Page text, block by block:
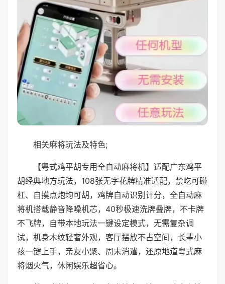
相关麻将玩法及特色;
【粤式鸡平胡专用全自动麻将机】适配广东鸡平
胡经典地方玩法，108张无字花牌精准适配，禁吃可碰
杠、自摸点炮均可胡，鸡牌自动识别计分，全自动麻
将机搭载静音降噪机芯，40秒极速洗牌叠牌，不卡牌
不飞牌，自带本地玩法一键设定模式，无需复杂调
试，机身木纹轻奢外观，客厅摆放不占空间，长辈小
孩一键上手，亲友小聚、周末消遣，还原地道粤式麻
将烟火气，休闲娱乐超省心。